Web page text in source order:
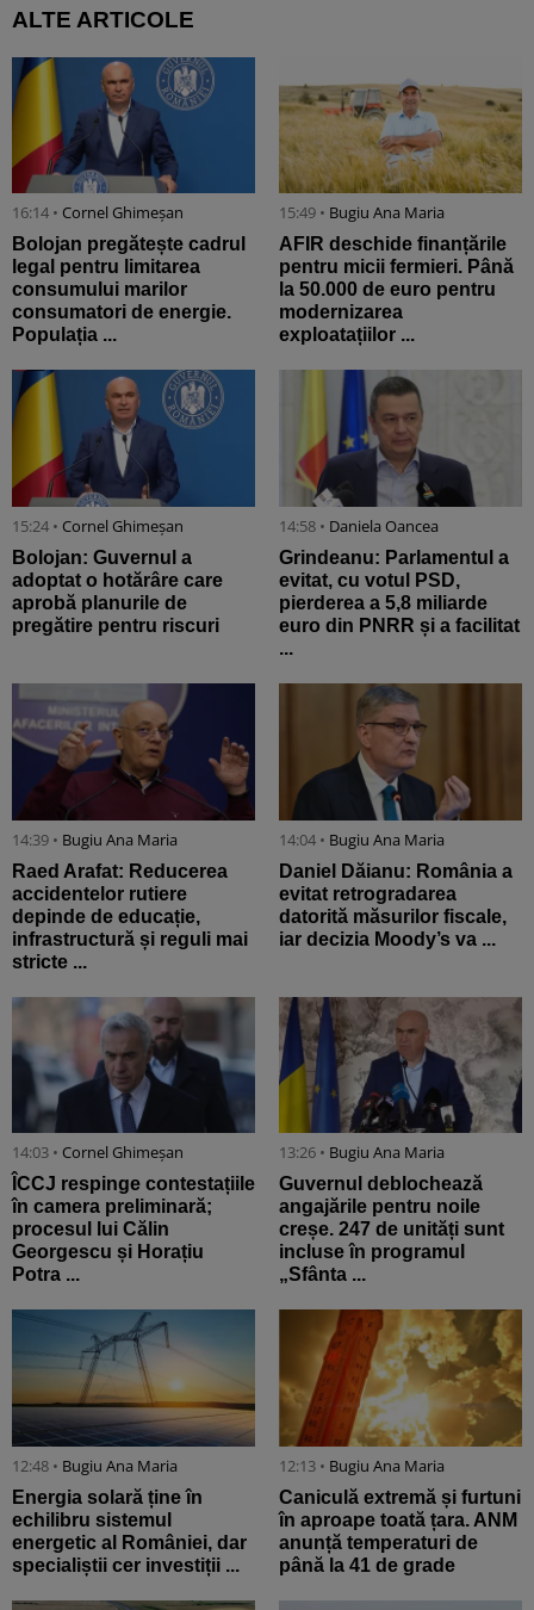
ALTE ARTICOLE
16:14 • Cornel Ghimeșan
Bolojan pregătește cadrul
legal pentru limitarea
consumului marilor
consumatori de energie.
Populația ...
15:49 • Bugiu ⁠Ana Maria
AFIR deschide finanțările
pentru micii fermieri. Până
la 50.000 de euro pentru
modernizarea
exploatațiilor ...
15:24 • Cornel Ghimeșan
Bolojan: Guvernul a
adoptat o hotărâre care
aprobă planurile de
pregătire pentru riscuri
14:58 • Daniela Oancea
Grindeanu: Parlamentul a
evitat, cu votul PSD,
pierderea a 5,8 miliarde
euro din PNRR și a facilitat
...
14:39 • Bugiu ⁠Ana Maria
Raed Arafat: Reducerea
accidentelor rutiere
depinde de educație,
infrastructură și reguli mai
stricte ...
14:04 • Bugiu ⁠Ana Maria
Daniel Dăianu: România a
evitat retrogradarea
datorită măsurilor fiscale,
iar decizia Moody’s va ...
14:03 • Cornel Ghimeșan
ÎCCJ respinge contestațiile
în camera preliminară;
procesul lui Călin
Georgescu și Horațiu
Potra ...
13:26 • Bugiu ⁠Ana Maria
Guvernul deblochează
angajările pentru noile
creșe. 247 de unități sunt
incluse în programul
„Sfânta ...
12:48 • Bugiu ⁠Ana Maria
Energia solară ține în
echilibru sistemul
energetic al României, dar
specialiștii cer investiții ...
12:13 • Bugiu ⁠Ana Maria
Caniculă extremă și furtuni
în aproape toată țara. ANM
anunță temperaturi de
până la 41 de grade